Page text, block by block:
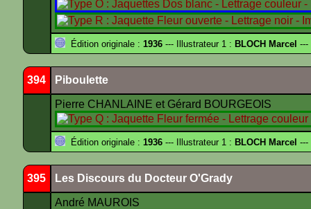
Édition originale : 1936 --- Illustrateur 1 : BLOCH Marcel ---
394 Piboulette
Pierre CHANLAINE et Gérard BOURGEOIS
Édition originale : 1936 --- Illustrateur 1 : BLOCH Marcel ---
395 Les Discours du Docteur O'Grady
André MAUROIS